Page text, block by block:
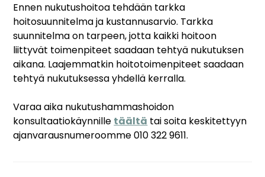
Ennen nukutushoitoa tehdään tarkka
hoitosuunnitelma ja kustannusarvio. Tarkka
suunnitelma on tarpeen, jotta kaikki hoitoon
liittyvät toimenpiteet saadaan tehtyä nukutuksen
aikana. Laajemmatkin hoitotoimenpiteet saadaan
tehtyä nukutuksessa yhdellä kerralla.
Varaa aika nukutushammashoidon
konsultaatiokäynnille täältä tai soita keskitettyyn
ajanvarausnumeroomme 010 322 9611.